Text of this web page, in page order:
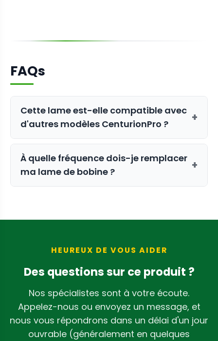
FAQs
Cette lame est-elle compatible avec
d'autres modèles CenturionPro ?
+
Non, cette lame de bobine spécifique
est conçue exclusivement pour la
tondeuse CenturionPro Tabletop. Pour
les autres modèles, veuillez consulter
À quelle fréquence dois-je remplacer
ma lame de bobine ?
+
recommandons d'inspecter
l'usure ou l'émoussement afin de
kit de pièces de tondeuse CenturionPro
Tabletopfonctionnent de manière
optimale.
HEUREUX DE VOUS AIDER
Des questions sur ce produit ?
Nos spécialistes sont à votre écoute.
Appelez-nous ou envoyez un message, et
nous vous répondrons dans un délai d'un jour
ouvrable (généralement en quelques